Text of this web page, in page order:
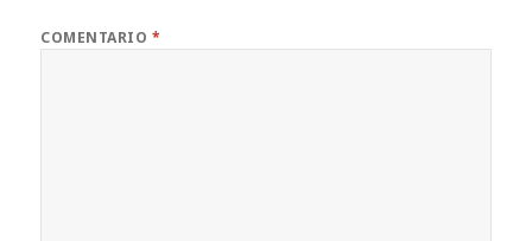
COMENTARIO *